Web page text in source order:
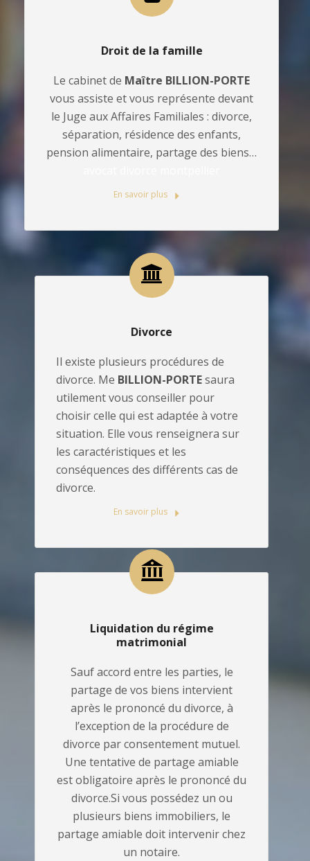
Droit de la famille
Le cabinet de Maître BILLION-PORTE
vous assiste et vous représente devant
le Juge aux Affaires Familiales : divorce,
séparation, résidence des enfants,
pension alimentaire, partage des biens…
En savoir plus
Divorce
Il existe plusieurs procédures de
divorce. Me BILLION-PORTEsaura
utilement vous conseiller pour
choisir celle qui est adaptée à votre
situation. Elle vous renseignera sur
les caractéristiques et les
conséquences des différents cas de
divorce.
En savoir plus
Liquidation du régime
matrimonial
Sauf accord entre les parties, le
partage de vos biens intervient
après le prononcé du divorce, à
l’exception de la procédure de
divorce par consentement mutuel.
Une tentative de partage amiable
est obligatoire après le prononcé du
divorce.Si vous possédez un ou
plusieurs biens immobiliers, le
partage amiable doit intervenir chez
un notaire.